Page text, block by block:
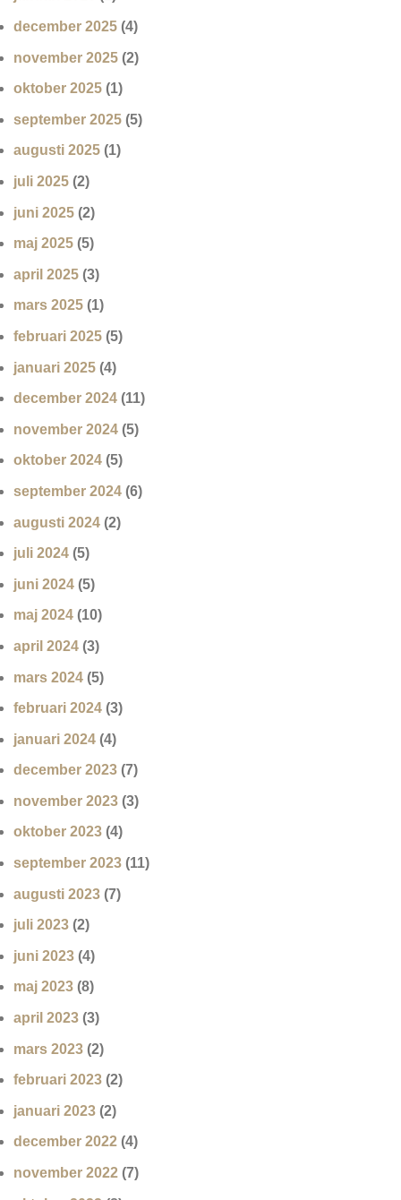
december 2025 (4)
november 2025 (2)
oktober 2025 (1)
september 2025 (5)
augusti 2025 (1)
juli 2025 (2)
juni 2025 (2)
maj 2025 (5)
april 2025 (3)
mars 2025 (1)
februari 2025 (5)
januari 2025 (4)
december 2024 (11)
november 2024 (5)
oktober 2024 (5)
september 2024 (6)
augusti 2024 (2)
juli 2024 (5)
juni 2024 (5)
maj 2024 (10)
april 2024 (3)
mars 2024 (5)
februari 2024 (3)
januari 2024 (4)
december 2023 (7)
november 2023 (3)
oktober 2023 (4)
september 2023 (11)
augusti 2023 (7)
juli 2023 (2)
juni 2023 (4)
maj 2023 (8)
april 2023 (3)
mars 2023 (2)
februari 2023 (2)
januari 2023 (2)
december 2022 (4)
november 2022 (7)